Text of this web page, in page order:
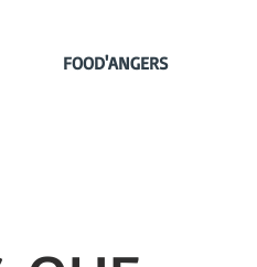
FOOD'ANGERS